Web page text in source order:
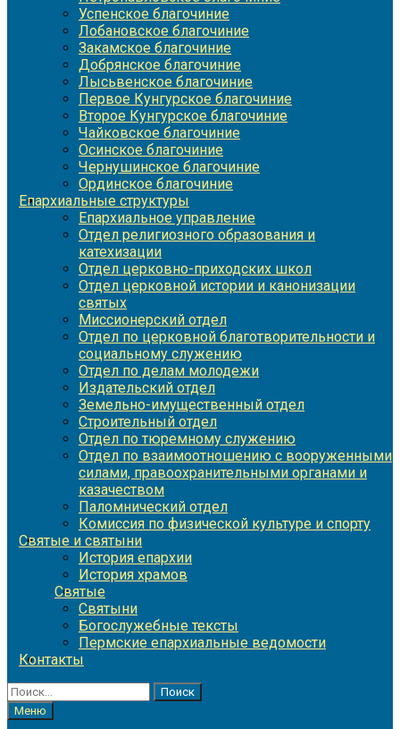
Успенское благочиние
Лобановское благочиние
Закамское благочиние
Добрянское благочиние
Лысьвенское благочиние
Первое Кунгурское благочиние
Второе Кунгурское благочиние
Чайковское благочиние
Осинское благочиние
Чернушинское благочиние
Ординское благочиние
Епархиальные структуры
Епархиальное управление
Отдел религиозного образования и
катехизации
Отдел церковно-приходских школ
Отдел церковной истории и канонизации
святых
Миссионерский отдел
Отдел по церковной благотворительности и
социальному служению
Отдел по делам молодежи
Издательский отдел
Земельно-имущественный отдел
Строительный отдел
Отдел по тюремному служению
Отдел по взаимоотношению с вооруженными
силами, правоохранительными органами и
казачеством
Паломнический отдел
Комиссия по физической культуре и спорту
Святые и святыни
История епархии
История храмов
Святые
Святыни
Богослужебные тексты
Пермские епархиальные ведомости
Контакты
Найти:
Меню